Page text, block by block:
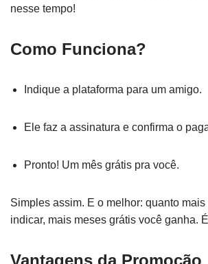
nesse tempo!
Como Funciona?
Indique a plataforma para um amigo.
Ele faz a assinatura e confirma o
Pronto! Um mês grátis pra você.
Simples assim. E o melhor: quanto
indicar, mais meses grátis você ganha.
Vantagens da Promoção